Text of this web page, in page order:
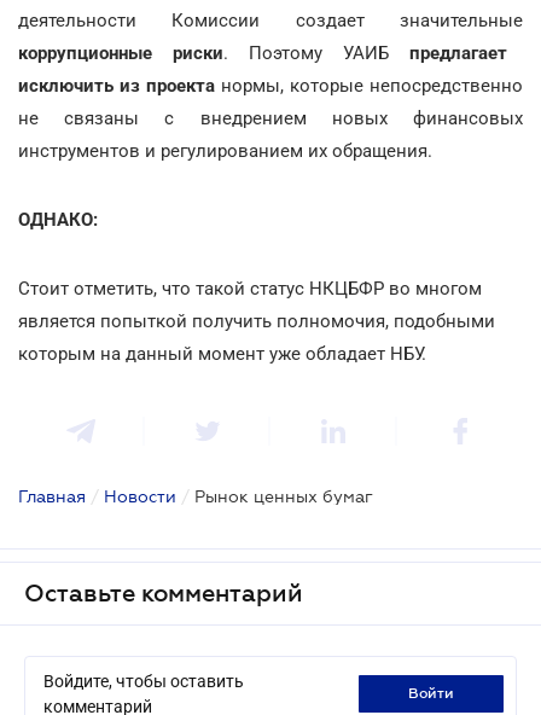
деятельности Комиссии создает значительные
коррупционные риски. Поэтому УАИБ предлагает
исключить из проекта нормы, которые непосредственно
не связаны с внедрением новых финансовых
инструментов и регулированием их обращения.
ОДНАКО:
Стоит отметить, что такой статус НКЦБФР во многом
является попыткой получить полномочия, подобными
которым на данный момент уже обладает НБУ.
Главная / Новости / Рынок ценных бумаг
Оставьте комментарий
Войдите, чтобы оставить
комментарий
войти